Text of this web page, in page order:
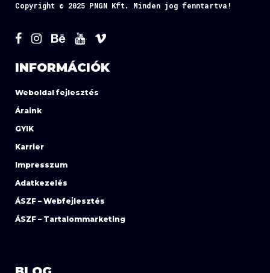
Copyright © 2025 PNGN Kft. Minden jog fenntartva!
INFORMÁCIÓK
Weboldal fejlesztés
Áraink
GYIK
Karrier
Impresszum
Adatkezelés
ÁSZF – Webfejlesztés
ÁSZF – Tartalommarketing